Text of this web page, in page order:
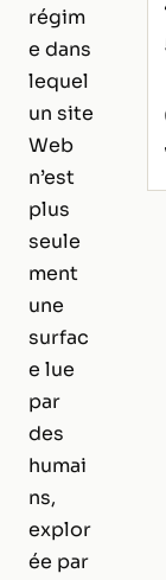
régim
e dans
lequel
un site
Web
n’est
plus
seule
ment
une
surfac
e lue
par
des
humai
ns,
explor
ée par